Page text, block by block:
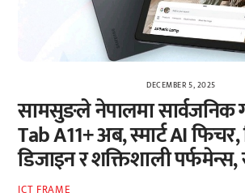
DECEMBER 5, 2025
सामसुङले नेपालमा सार्वजनिक
Tab A11+ अब, स्मार्ट AI फिचर,
डिजाइन र शक्तिशाली